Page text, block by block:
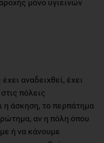
μόνο υγιεινών
αναδειχθεί, έχει
πόλεις
η άσκηση, το περπάτημα
αν η πόλη όπου
ή να κάνουμε